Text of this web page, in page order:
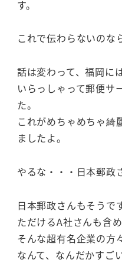
す。
これで伝わらないのな
話は変わって、福岡に
いらっしゃって郵便サ
た。
これがめちゃめちゃ綺
ましたよ。
やるな・・・日本郵政
日本郵政さんもそうで
ただけるA社さんも含め
そんな超有名企業の方
なんて、なんだかすご